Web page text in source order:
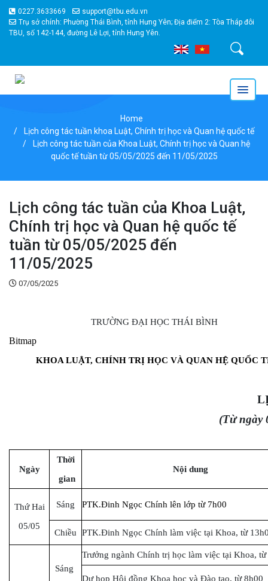
0227.3633669
support@tbu.edu.vn
Trụ sở chính: Phường Thái Bình, tỉnh Hưng Yên; Địa điểm 2: Tòa Tháp đôi
TBU, số 142-144, đường Lê Lợi, tỉnh Hưng Yên.
Tìm kiếm
Home
Lịch công tác tuần khoa Luật, Chính trị học và Quan hệ quốc tế
Lịch công tác tuần của Khoa Luật, Chính trị học và Quan hệ
quốc tế tuần từ 05/05/2025 đến 11/05/2025
Lịch công tác tuần của Khoa Luật,
Chính trị học và Quan hệ quốc tế
tuần từ 05/05/2025 đến
11/05/2025
07/05/2025
TRƯỜNG ĐẠI HỌC THÁI BÌNH
Bitmap
KHOA LUẬT, CHÍNH TRỊ HỌC VÀ QUAN HỆ QUỐC
(Từ ngày
Ngày
Thời
gian
Nội dung
Thứ Hai
05/05
Sáng PTK.Đinh Ngọc Chính lên lớp từ 7h00
Chiều PTK.Đinh Ngọc Chính làm việc tại Khoa, từ
Sáng
Trưởng ngành Chính trị học làm việc tại Khoa,
Dự họp Hội đồng Khoa học và Đào tạo, từ 8h00